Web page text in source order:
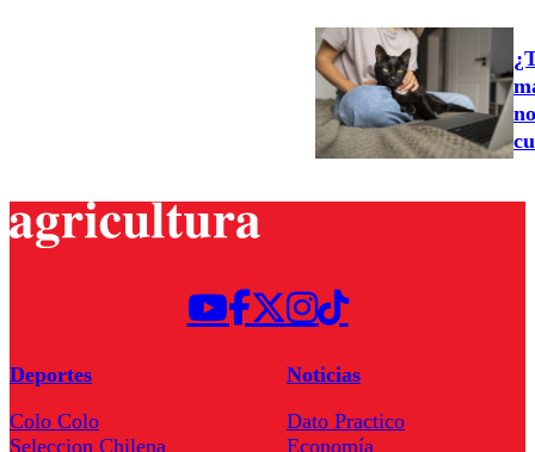
Deportes
Colo Colo
Seleccion Chilena
Noticias
Dato Practico
Economía